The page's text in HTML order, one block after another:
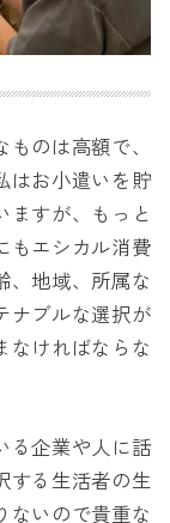
のは高額で、
はお小遣いを貯
ますが、もっと
もエシカル消費
、地域、所属な
ナブルな選択が
なければならな
る企業や人に話
する生活者の生
ないので貴重な